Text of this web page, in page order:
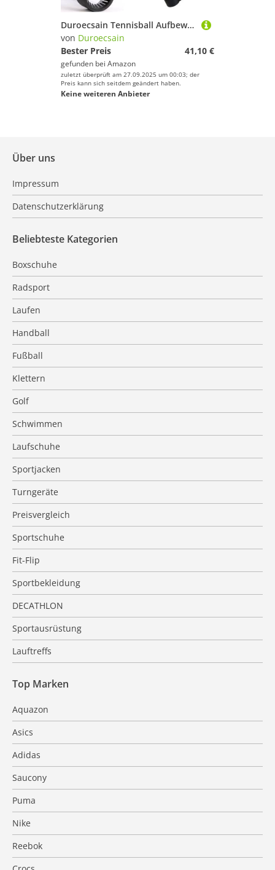
Duroecsain Tennisball Aufbewahrungsrohr | Tennisball Greifer Röhre | Tragbarer Pickleball Aufnehmer Mit Schultergurt Für Tennisplätze Und Kurse
von Duroecsain
Bester Preis
41,10 €
gefunden bei Amazon
zuletzt überprüft am 27.09.2025 um 00:03; der
Preis kann sich seitdem geändert haben.
Keine weiteren Anbieter
Über uns
Impressum
Datenschutzerklärung
Beliebteste Kategorien
Boxschuhe
Radsport
Laufen
Handball
Fußball
Klettern
Golf
Schwimmen
Laufschuhe
Sportjacken
Turngeräte
Preisvergleich
Sportschuhe
Fit-Flip
Sportbekleidung
DECATHLON
Sportausrüstung
Lauftreffs
Top Marken
Aquazon
Asics
Adidas
Saucony
Puma
Nike
Reebok